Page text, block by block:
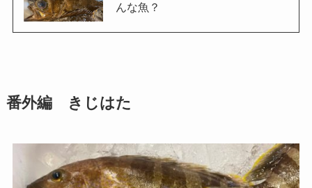
んな魚？
番外編 きじはた